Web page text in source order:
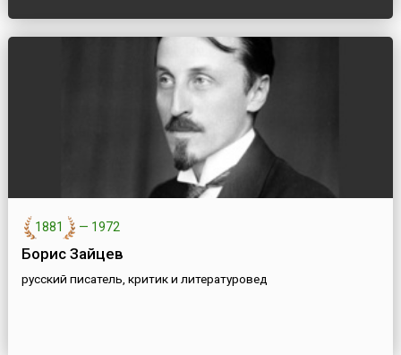
1881 — 1972
Борис Зайцев
русский писатель, критик и литературовед